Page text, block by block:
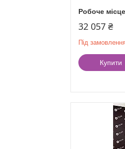
Робоче
32 057 ₴
Під
Купити